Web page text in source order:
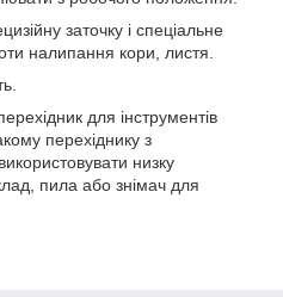
заточку і спеціальне
налипання кори, листя.
для інструментів
перехіднику з
низку
пила або знімач для